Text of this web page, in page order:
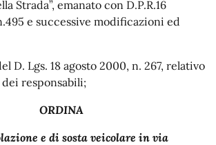
Strada”, emanato con D.P.R.16
e successive modificazioni ed
D. Lgs. 18 agosto 2000, n. 267, relativo
responsabili;
ORDINA
e di sosta veicolare in via